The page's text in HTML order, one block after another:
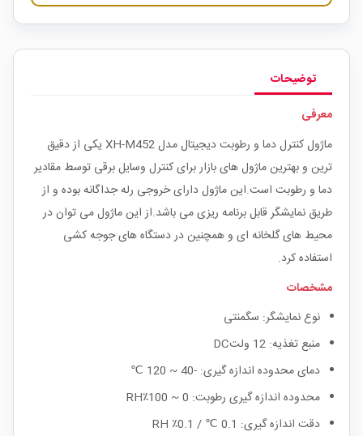
توضیحات
معرفی
ماژول کنترل دما و رطوبت دیجیتال مدل XH-M452 یکی از دقیق
ترین و بهترین ماژول های بازار برای کنترل وسایل برقی توسط مقادیر
دما و رطوبت است.این ماژول دارای خروجی رله جداگانه بوده و از
طریق نمایشگر قابل برنامه ریزی می باشد.از این ماژول می توان در
محیط های گلخانه ای و همچنین در دستگاه های جوجه کشی
استفاده کرد.
مشخصات
نوع نمایشگر: سگمنتی
منبع تغذیه: 12 ولتDC
دمای محدوده اندازه گیری: -40 ~ 120 ℃
محدوده اندازه گیری رطوبت: 0 ~ 100٪RH
دقت اندازه گیری: 0.1 ℃ / 0.1٪ RH